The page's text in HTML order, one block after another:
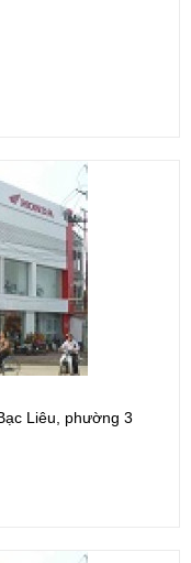
Liêu, phường 3